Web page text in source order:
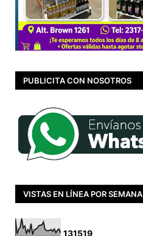
PUBLICITA CON NOSOTROS
VISTAS EN LÍNEA POR SEMANA
131519